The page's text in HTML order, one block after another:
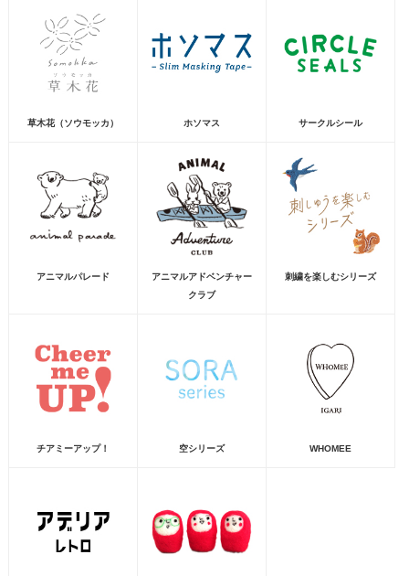
草木花（ソウモッカ） ホソマス サークルシール
アニマルパレード
アニマルアドベンチャー
クラブ
刺繍を楽しむシリーズ
チアミーアップ！ 空シリーズ WHOMEE